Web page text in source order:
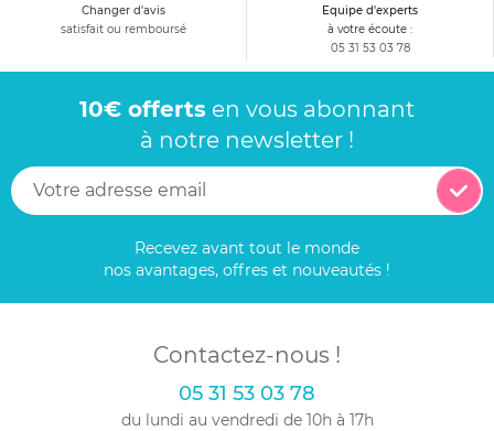
Changer d'avis
satisfait ou remboursé
Equipe d'experts
à votre écoute :
05 31 53 03 78
10€ offerts en vous abonnant
à notre newsletter !
Recevez avant tout le monde
nos avantages, offres et nouveautés !
Contactez-nous !
05 31 53 03 78
du lundi au vendredi de 10h à 17h